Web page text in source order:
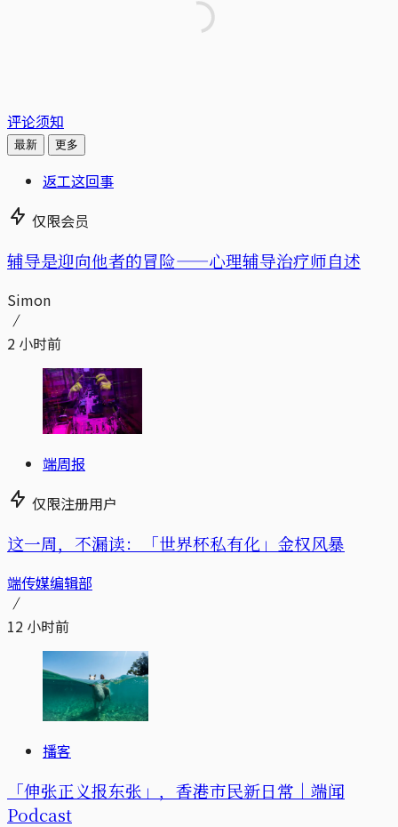
评论须知
最新 更多
返工这回事
仅限会员
辅导是迎向他者的冒险——心理辅导治疗师自述
Simon
2 小时前
端周报
仅限注册用户
这一周，不漏读：「世界杯私有化」金权风暴
端传媒编辑部
12 小时前
播客
「伸张正义报东张」，香港市民新日常｜端闻
Podcast